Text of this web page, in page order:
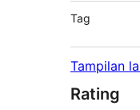
Tag
Tampilan
Rating